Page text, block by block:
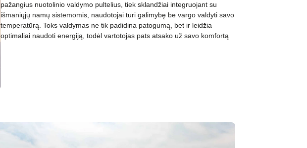
pažangius nuotolinio valdymo pultelius, tiek sklandžiai integruojant su
išmaniųjų namų sistemomis, naudotojai turi galimybę be vargo valdyti savo
temperatūrą. Toks valdymas ne tik padidina patogumą, bet ir leidžia
optimaliai naudoti energiją, todėl vartotojas pats atsako už savo komfortą